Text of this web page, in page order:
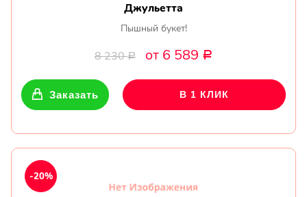
Джульетта
Пышный букет!
8 230Р от 6 589 Р
Заказать В 1 КЛИК
-20%